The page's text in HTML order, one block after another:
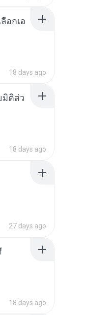
อกเอ
18 days ago
มิติส่ว
18 days ago
27 days ago
18 days ago